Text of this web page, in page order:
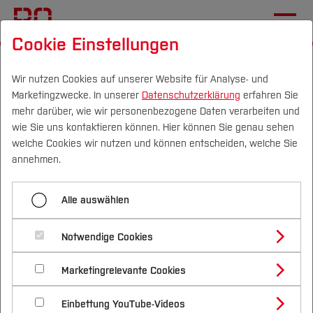
Campus Personen DE|EN Quicklinks
Studium
Studienangebote
Bachelorstudiengänge
Masterstudiengänge
Vor dem Studium
Bewerben & Einschreiben
Bewerbungsportal
Im Studium
Studienbüros und Prüfungen
Nach dem Studium
Forschung & Transfer
Profil
Forschungs- und Transferprofil
Schwerpunkte (FuT)
Beratung & Förderung
Nachhaltigkeit
Nachhaltigkeit studieren
International
Regelungs- und Fahrzeugsystemtechnik
Menü aufklappen
Elektrische Antriebe
Elektrotechnik
Informatik
Künstliche Intelligenz
Professur Regelugs- und
Fahrzeugsystemtechnik
Cookie Einstellungen
Wir nutzen Cookies auf unserer Website für Analyse- und
Marketingzwecke. In unserer Datenschutzerklärung erfahren Sie
mehr darüber, wie wir personenbezogene Daten verarbeiten und
wie Sie uns kontaktieren können. Hier können Sie genau sehen
welche Cookies wir nutzen und können entscheiden, welche Sie
annehmen.
Alle auswählen
Notwendige Cookies
Marketingrelevante Cookies
Einbettung YouTube-Videos